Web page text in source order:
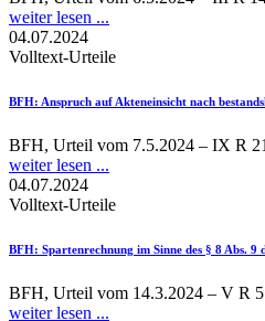
weiter lesen ...
04.07.2024
Volltext-Urteile
BFH: Anspruch auf Akteneinsicht nach
BFH, Urteil vom 7.5.2024 – IX R
weiter lesen ...
04.07.2024
Volltext-Urteile
BFH: Spartenrechnung im Sinne des § 8 Abs.
BFH, Urteil vom 14.3.2024 – V R
weiter lesen ...